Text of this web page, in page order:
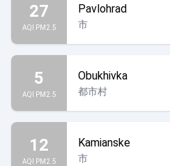
27
AQI PM2.5
Pavlohrad
市
5
AQI PM2.5
Obukhivka
都市村
12
AQI PM2.5
Kamianske
市